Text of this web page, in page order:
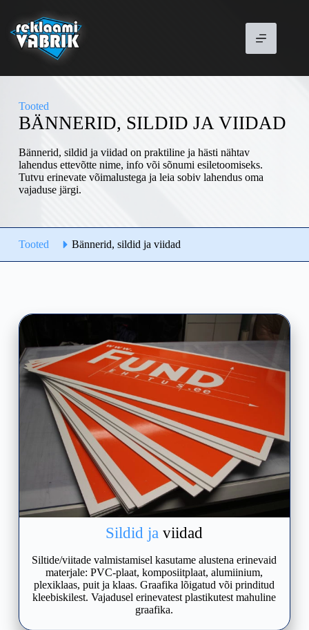
vahele
Tooted
BÄNNERID, SILDID JA VIIDAD
Bännerid, sildid ja viidad on praktiline ja hästi nähtav
lahendus ettevõtte nime, info või sõnumi esiletoomiseks.
Tutvu erinevate võimalustega ja leia sobiv lahendus oma
vajaduse järgi.
Tooted Bännerid, sildid ja viidad
Sildid ja viidad
Siltide/viitade valmistamisel kasutame alustena erinevaid
materjale: PVC-plaat, komposiitplaat, alumiinium,
plexiklaas, puit ja klaas. Graafika lõigatud või prinditud
kleebiskilest. Vajadusel erinevatest plastikutest mahuline
graafika.